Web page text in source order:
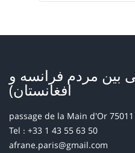
بین مردم فرانسه و
افغانستان)
Tel : +33 1 43 55 63 50
afrane.paris@gmail.com